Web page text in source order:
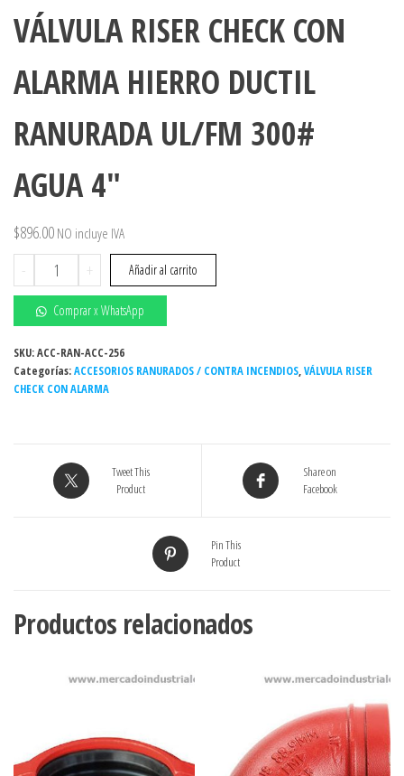
VÁLVULA RISER CHECK CON
ALARMA HIERRO DUCTIL
RANURADA UL/FM 300#
AGUA 4″
$896.00 NO incluye IVA
-
VÁLVULA
RISER
CHECK
CON
ALARMA
HIERRO
DUCTIL
AGUA
+ Añadir al carrito
Comprar x WhatsApp
SKU:ACC-RAN-ACC-256
Categorías:ACCESORIOS RANURADOS / CONTRA INCENDIOS,VÁLVULA RISER
CHECK CON ALARMA
Tweet This
Product
Share on
Facebook
Pin This
Product
Productos relacionados